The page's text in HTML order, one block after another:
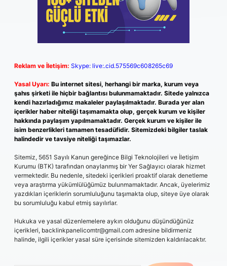
Reklam ve İletişim: Skype: live:.cid.575569c608265c69
Yasal Uyarı: Bu internet sitesi, herhangi bir marka, kurum veya
şahıs şirketi ile hiçbir bağlantısı bulunmamaktadır. Sitede yalnızca
kendi hazırladığımız makaleler paylaşılmaktadır. Burada yer alan
içerikler haber niteliği taşımamakta olup, gerçek kurum ve kişiler
hakkında paylaşım yapılmamaktadır. Gerçek kurum ve kişiler ile
isim benzerlikleri tamamen tesadüfidir. Sitemizdeki bilgiler taslak
halindedir ve tavsiye niteliği taşımazlar.
Sitemiz, 5651 Sayılı Kanun gereğince Bilgi Teknolojileri ve İletişim
Kurumu (BTK) tarafından onaylanmış bir Yer Sağlayıcı olarak hizmet
vermektedir. Bu nedenle, sitedeki içerikleri proaktif olarak denetleme
veya araştırma yükümlülüğümüz bulunmamaktadır. Ancak, üyelerimiz
yazdıkları içeriklerin sorumluluğunu taşımakta olup, siteye üye olarak
bu sorumluluğu kabul etmiş sayılırlar.
Hukuka ve yasal düzenlemelere aykırı olduğunu düşündüğünüz
içerikleri, backlinkpanelicomtr@gmail.com adresine bildirmeniz
halinde, ilgili içerikler yasal süre içerisinde sitemizden kaldırılacaktır.